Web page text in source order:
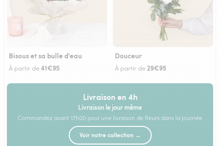
Bisous et sa bulle d'eau
À partir de41€95
Douceur
À partir de 29€95
Livraison en 4h
Livraison le jour même
Commandez avant 17h00 pour une livraison de fleurs dans la journée
Voir notre collection →